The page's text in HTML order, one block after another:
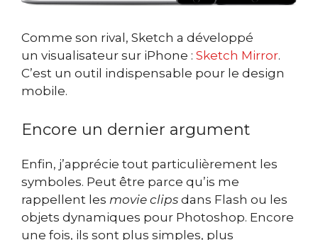
Comme son rival, Sketch a développé
un visualisateur sur iPhone : Sketch Mirror.
C’est un outil indispensable pour le design
mobile.
Encore un dernier argument
Enfin, j’apprécie tout particulièrement les
symboles. Peut être parce qu’is me
rappellent les movie clips dans Flash ou les
objets dynamiques pour Photoshop. Encore
une fois, ils sont plus simples, plus